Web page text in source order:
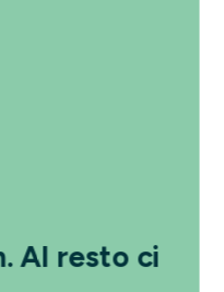
Al resto ci